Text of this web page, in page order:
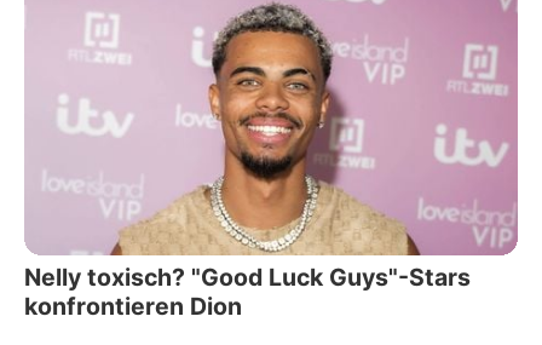
Nelly toxisch? "Good Luck Guys"-Stars
konfrontieren Dion